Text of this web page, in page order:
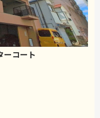
ーコート